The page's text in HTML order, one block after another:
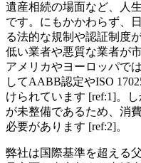
遺産相続の場面など、人
です。にもかかわらず、
る法的な規制や認証制度
低い業者や悪質な業者が
アメリカやヨーロッパで
してAABB認定やISO
けられています [ref:1]。
が未整備であるため、消
必要があります [ref:2]。
弊社は国際基準を超える